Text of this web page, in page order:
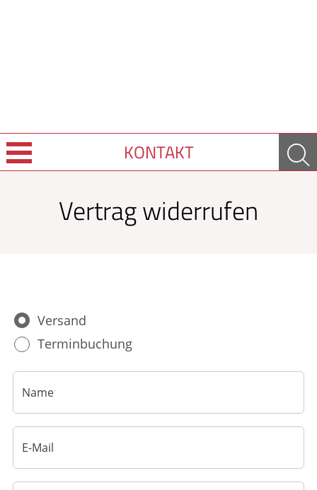
KONTAKT
Krankheiten & Therapie
ELTERN UND KIND
GESUND IM ALTER
Vertrag widerrufen
Versand
Terminbuchung